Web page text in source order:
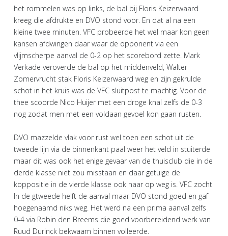
het rommelen was op links, de bal bij Floris Keizerwaard
kreeg die afdrukte en DVO stond voor. En dat al na een
kleine twee minuten. VFC probeerde het wel maar kon geen
kansen afdwingen daar waar de opponent via een
vlijmscherpe aanval de 0-2 op het scorebord zette. Mark
Verkade veroverde de bal op het middenveld, Walter
Zomervrucht stak Floris Keizerwaard weg en zijn gekrulde
schot in het kruis was de VFC sluitpost te machtig. Voor de
thee scoorde Nico Huijer met een droge knal zelfs de 0-3
nog zodat men met een voldaan gevoel kon gaan rusten.
DVO mazzelde vlak voor rust wel toen een schot uit de
tweede lijn via de binnenkant paal weer het veld in stuiterde
maar dit was ook het enige gevaar van de thuisclub die in de
derde klasse niet zou misstaan en daar getuige de
koppositie in de vierde klasse ook naar op weg is. VFC zocht
In de gtweede helft de aanval maar DVO stond goed en gaf
hoegenaamd niks weg. Het werd na een prima aanval zelfs
0-4 via Robin den Breems die goed voorbereidend werk van
Ruud Durinck bekwaam binnen volleerde.